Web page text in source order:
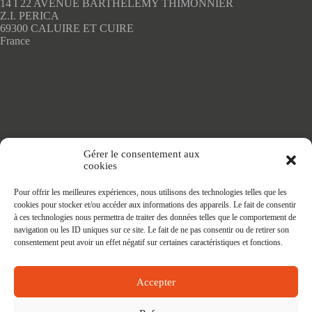
Gérer le consentement aux
cookies
Pour offrir les meilleures expériences, nous utilisons des technologies telles que les
cookies pour stocker et/ou accéder aux informations des appareils. Le fait de consentir
à ces technologies nous permettra de traiter des données telles que le comportement de
navigation ou les ID uniques sur ce site. Le fait de ne pas consentir ou de retirer son
consentement peut avoir un effet négatif sur certaines caractéristiques et fonctions.
Accepter
page
du
produit
14 I 22 AVENUE BARTHELEMY THIMONNIER
Z.I. PERICA
69300 CALUIRE ET CUIRE
France
Adhésifs SANS PVC
Nappes
Protège Table
Nappes SANS PVC
Tapis PRATIC
Affaires à faire